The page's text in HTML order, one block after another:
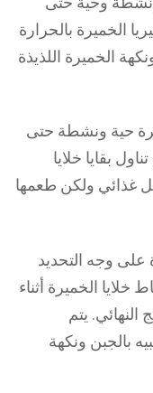
الخميرة بالحرارة
الخميرة اللذيذة
حية ونشطة حتى
بقايا خلايا
غذائي ولكن طعمها
وجه التحديد
الخميرة أثناء
يتم
بالجبن ونكهة